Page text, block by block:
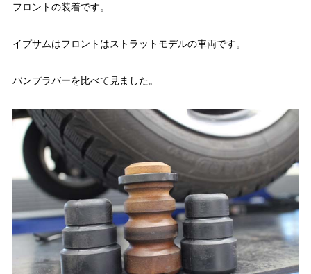
フロントの装着です。
イプサムはフロントはストラットモデルの車両です。
バンプラバーを比べて見ました。